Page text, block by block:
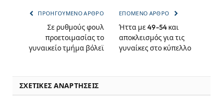
ΠΡΟΗΓΟΎΜΕΝΟ ΆΡΘΡΟ
Σε ρυθμούς φουλ
προετοιμασίας το
γυναικείο τμήμα βόλεϊ
ΕΠΌΜΕΝΟ ΆΡΘΡΟ
Ήττα με 49-54 και
αποκλεισμός για τις
γυναίκες στο κύπελλο
ΣΧΕΤΙΚΈΣ ΑΝΑΡΤΉΣΕΙΣ